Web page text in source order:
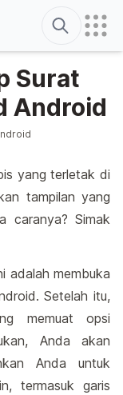
Search
Surat
Android
yang terletak di
tampilan yang
caranya? Simak
adalah membuka
Setelah itu,
memuat opsi
Anda akan
Anda untuk
termasuk garis